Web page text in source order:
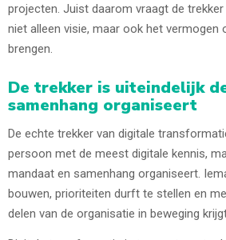
projecten. Juist daarom vraagt de
niet alleen visie, maar ook het vermogen
brengen.
De trekker is uiteindelijk
samenhang organiseert
De echte trekker van digitale
persoon met de meest digitale kennis,
mandaat en samenhang organiseert.
bouwen, prioriteiten durft te stellen en
delen van de organisatie in beweging